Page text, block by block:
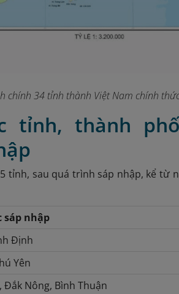
chính 34 tỉnh thành Việt Nam chính
tỉnh, thành
tỉnh, sau quá trình sáp nhập, kể từ
sáp nhập
Định
Yên
Đắk Nông, Bình Thuận